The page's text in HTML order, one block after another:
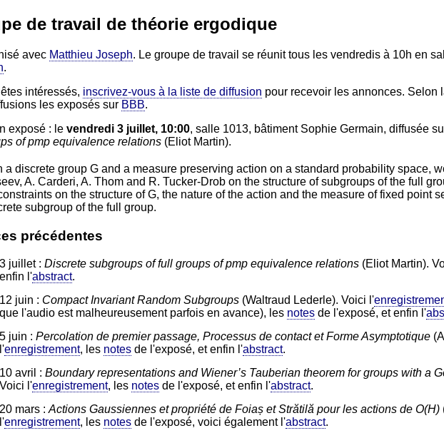
de travail de théorie ergodique
avec Matthieu Joseph. Le groupe de travail se réunit tous les vendredis à 10h en
.
intéressés, inscrivez-vous à la liste de diffusion pour recevoir les annonces. Selon
les exposés sur BBB.
exposé : le vendredi 3 juillet, 10:00, salle 1013, bâtiment Sophie Germain, diffusée
of pmp equivalence relations (Eliot Martin).
a discrete group G and a measure preserving action on a standard probability space,
A. Carderi, A. Thom and R. Tucker-Drob on the structure of subgroups of the full
on the structure of G, the nature of the action and the measure of fixed point
subgroup of the full group.
précédentes
3 juillet : Discrete subgroups of full groups of pmp equivalence relations (Eliot Martin).
enfin l'abstract.
12 juin : Compact Invariant Random Subgroups (Waltraud Lederle). Voici l'
que l'audio est malheureusement parfois en avance), les notes de l'exposé, et enfin l'
5 juin : Percolation de premier passage, Processus de contact et Forme Asymptotique
l'enregistrement, les notes de l'exposé, et enfin l'abstract.
10 avril : Boundary representations and Wiener’s Tauberian theorem for groups with a
Voici l'enregistrement, les notes de l'exposé, et enfin l'abstract.
20 mars : Actions Gaussiennes et propriété de Foiaș et Strătilă pour les actions de O(H)
l'enregistrement, les notes de l'exposé, voici également l'abstract.